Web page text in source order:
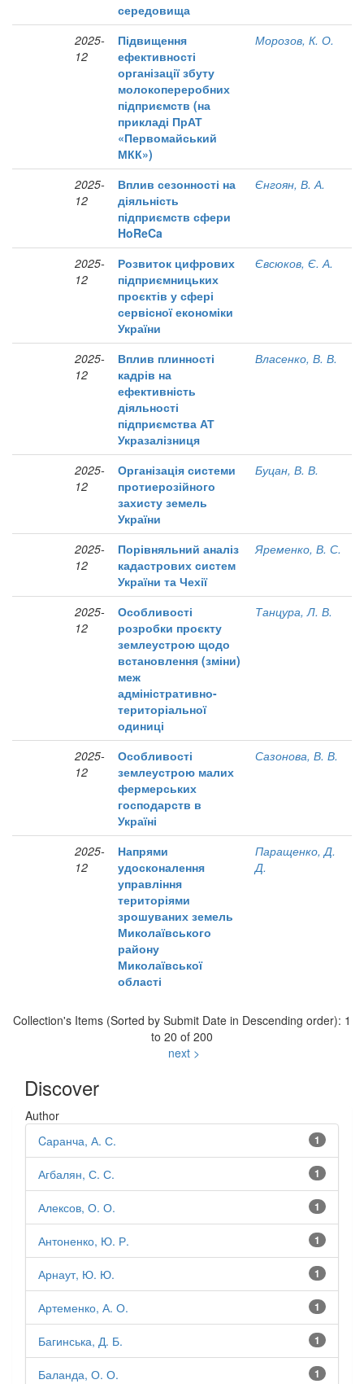
середовища
2025-
12
Підвищення
ефективності
організації збуту
молокопереробних
підприємств (на
прикладі ПрАТ
«Первомайський
МКК»)
Морозов, К. О.
2025-
12
Вплив сезонності на
діяльність
підприємств сфери
HoReCa
Єнгоян, В. А.
2025-
12
Розвиток цифрових
підприємницьких
проєктів у сфері
сервісної економіки
України
Євсюков, Є. А.
2025-
12
Вплив плинності
кадрів на
ефективність
діяльності
підприємства АТ
Укразалізниця
Власенко, В. В.
2025-
12
Організація системи
протиерозійного
захисту земель
України
Буцан, В. В.
2025-
12
Порівняльний аналіз
кадастрових систем
України та Чехії
Яременко, В. С.
2025-
12
Особливості
розробки проєкту
землеустрою щодо
встановлення (зміни)
меж
адміністративно-
територіальної
одиниці
Танцура, Л. В.
2025-
12
Особливості
землеустрою малих
фермерських
господарств в
Україні
Сазонова, В. В.
2025-
12
Напрями
удосконалення
управління
територіями
зрошуваних земель
Миколаївського
району
Миколаївської
області
Паращенко, Д.
Д.
Collection's Items (Sorted by Submit Date in Descending order): 1
to 20 of 200
next >
Discover
Author
1
Cаранча, А. С.
1
Агбалян, С. С.
1
Алексов, О. О.
1
Антоненко, Ю. Р.
1
Арнаут, Ю. Ю.
1
Артеменко, А. О.
1
Багинська, Д. Б.
1
Баланда, О. О.